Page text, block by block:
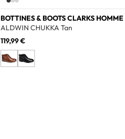
BOTTINES & BOOTS CLARKS HOMME
ALDWIN CHUKKA Tan
119,99 €